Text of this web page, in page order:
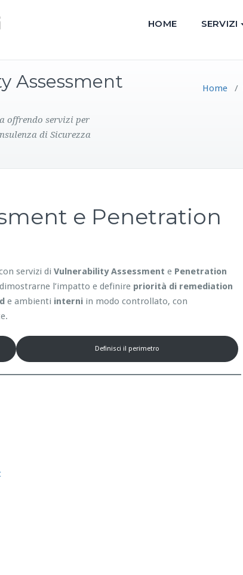
HOME SERVIZI
Assessment
offrendo servizi per
di Sicurezza
Home /
e Penetration
servizi di Vulnerability Assessment e Penetration
l’impatto e definire priorità di remediation
e ambienti interni in modo controllato, con
Definisci il perimetro